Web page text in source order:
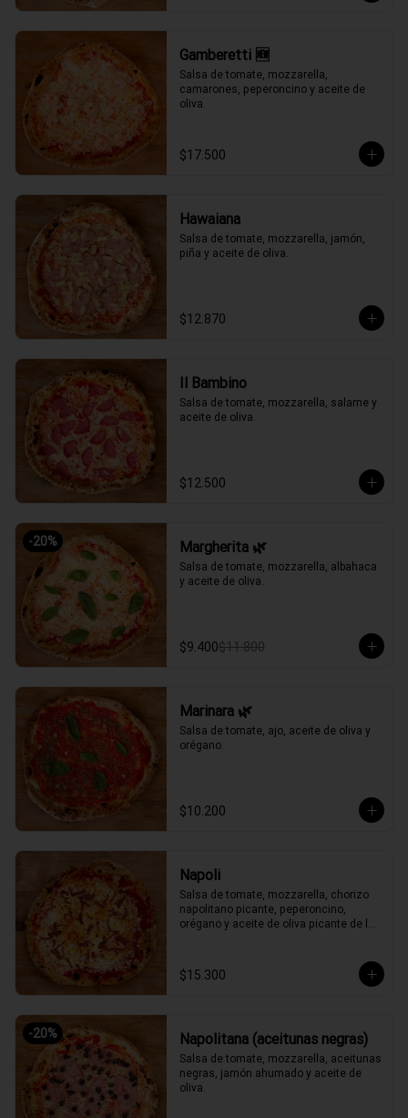
Gamberetti 🆕
Salsa de tomate, mozzarella,
camarones, peperoncino y aceite de
oliva.
$17.500
Hawaiana
Salsa de tomate, mozzarella, jamón,
piña y aceite de oliva.
$12.870
Il Bambino
Salsa de tomate, mozzarella, salame y
aceite de oliva.
$12.500
-20% Margherita 🌿
Salsa de tomate, mozzarella, albahaca
y aceite de oliva.
$9.400$11.800
Marinara 🌿
Salsa de tomate, ajo, aceite de oliva y
orégano.
$10.200
Napoli
Salsa de tomate, mozzarella, chorizo
napolitano picante, peperoncino,
orégano y aceite de oliva picante de la
$15.300
-20% Napolitana (aceitunas negras)
Salsa de tomate, mozzarella, aceitunas
negras, jamón ahumado y aceite de
oliva.